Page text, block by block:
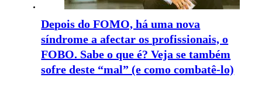
Depois do FOMO, há uma nova
síndrome a afectar os profissionais, o
FOBO. Sabe o que é? Veja se também
sofre deste “mal” (e como combatê-lo)